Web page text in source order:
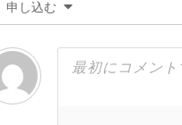
申し込む